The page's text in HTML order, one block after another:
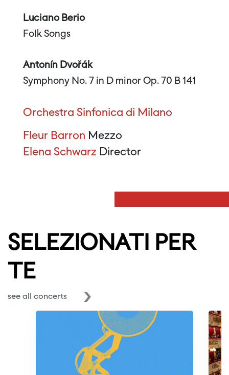
Luciano Berio
Folk Songs
Antonín Dvořák
Symphony No. 7 in D minor Op. 70 B 141
Orchestra Sinfonica di Milano
Fleur Barron Mezzo
Elena Schwarz Director
SELEZIONATI PER
TE
see all concerts